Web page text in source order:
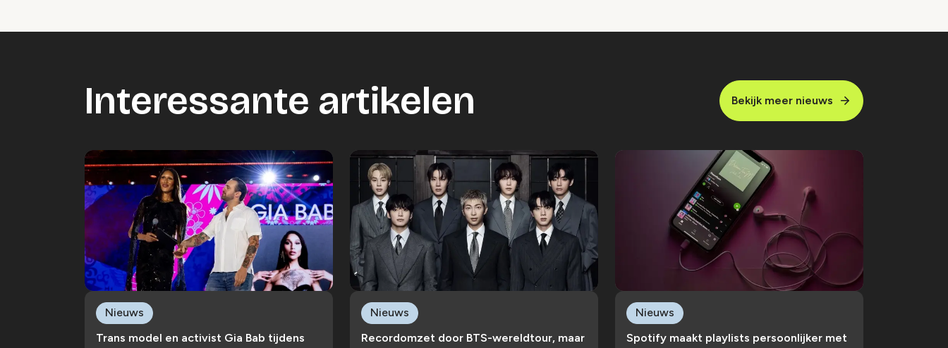
Interessante artikelen Bekijk meer nieuws
Trans model en activist Gia Bab tijdens
Nieuws
Recordomzet door BTS-wereldtour, maar
Nieuws
Spotify maakt playlists persoonlijker met
Nieuws